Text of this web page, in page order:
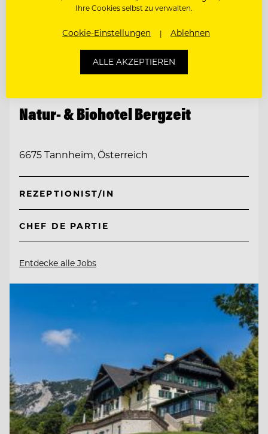
Natur- & Biohotel Bergzeit
6675 Tannheim, Österreich
REZEPTIONIST/IN
CHEF DE PARTIE
Entdecke alle Jobs
Ihre Cookies selbst zu verwalten.
Cookie-Einstellungen Ablehnen
ALLE AKZEPTIEREN